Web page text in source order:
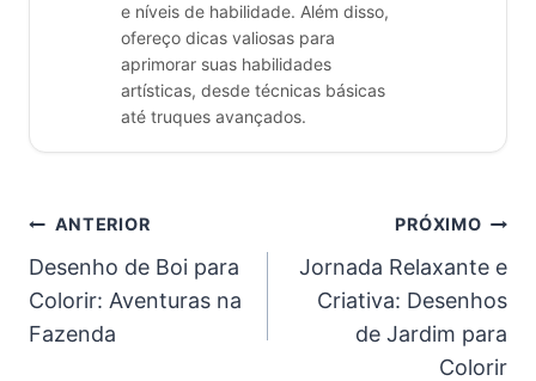
e níveis de habilidade. Além disso,
ofereço dicas valiosas para
aprimorar suas habilidades
artísticas, desde técnicas básicas
até truques avançados.
Navegação
de
Post
ANTERIOR
Desenho de Boi para
Colorir: Aventuras na
Fazenda
PRÓXIMO
Jornada Relaxante e
Criativa: Desenhos
de Jardim para
Colorir